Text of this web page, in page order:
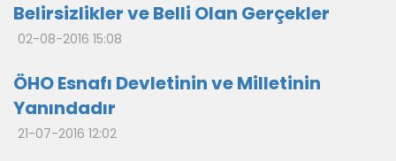
Belirsizlikler ve Belli Olan Gerçekler
02-08-2016 15:08
ÖHO Esnafı Devletinin ve Milletinin
Yanındadır
21-07-2016 12:02